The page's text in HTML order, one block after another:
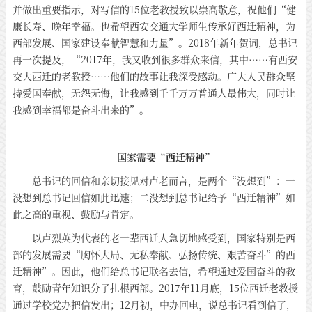
并做出重要指示，对写信的15位老教授致以崇高敬意，祝他们“健
康长寿、晚年幸福。也希望西安交通大学师生传承好西迁精神，为
西部发展、国家建设奉献智慧和力量”。2018年新年贺词，总书记
再一次提及，“2017年，我又收到很多群众来信，其中……有西安
交大西迁的老教授……他们的故事让我深受感动。广大人民群众坚
持爱国奉献，无怨无悔，让我感到千千万万普通人最伟大，同时让
我感到幸福都是奋斗出来的”。
国家需要“西迁精神”
总书记的回信和亲切接见对卢老而言，是两个“没想到”：一
没想到总书记回信如此迅速；二没想到总书记给予“西迁精神”如
此之高的重视、鼓励与肯定。
以卢烈英为代表的老一辈西迁人急切地感受到，国家特别是西
部的发展需要“胸怀大局、无私奉献、弘扬传统、艰苦奋斗”的西
迁精神”。因此，他们给总书记联名去信，希望通过爱国奋斗的教
育，鼓励青年知识分子扎根西部。2017年11月底，15位西迁老教授
通过学校党办把信发出；12月初，中办回电，说总书记看到信了，